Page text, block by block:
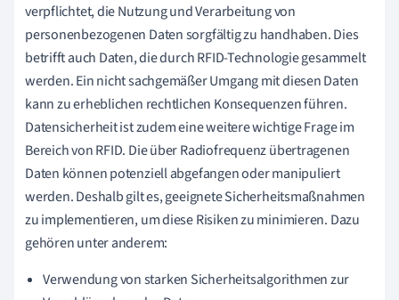
verpflichtet, die Nutzung und Verarbeitung von
personenbezogenen Daten sorgfältig zu handhaben. Dies
betrifft auch Daten, die durch RFID-Technologie gesammelt
werden. Ein nicht sachgemäßer Umgang mit diesen Daten
kann zu erheblichen rechtlichen Konsequenzen führen.
Datensicherheit ist zudem eine weitere wichtige Frage im
Bereich von RFID. Die über Radiofrequenz übertragenen
Daten können potenziell abgefangen oder manipuliert
werden. Deshalb gilt es, geeignete Sicherheitsmaßnahmen
zu implementieren, um diese Risiken zu minimieren. Dazu
gehören unter anderem:
Verwendung von starken Sicherheitsalgorithmen zur